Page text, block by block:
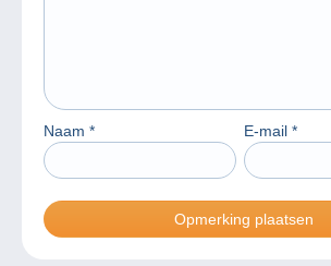
Naam * E-mail *